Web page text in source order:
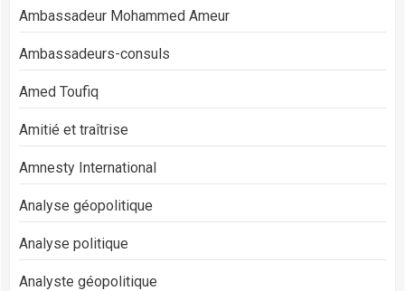
Ambassadeur Mohammed Ameur
Ambassadeurs-consuls
Amed Toufiq
Amitié et traîtrise
Amnesty International
Analyse géopolitique
Analyse politique
Analyste géopolitique